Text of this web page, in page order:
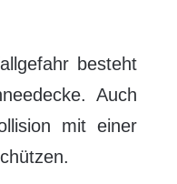
besteht
Auch
mit einer